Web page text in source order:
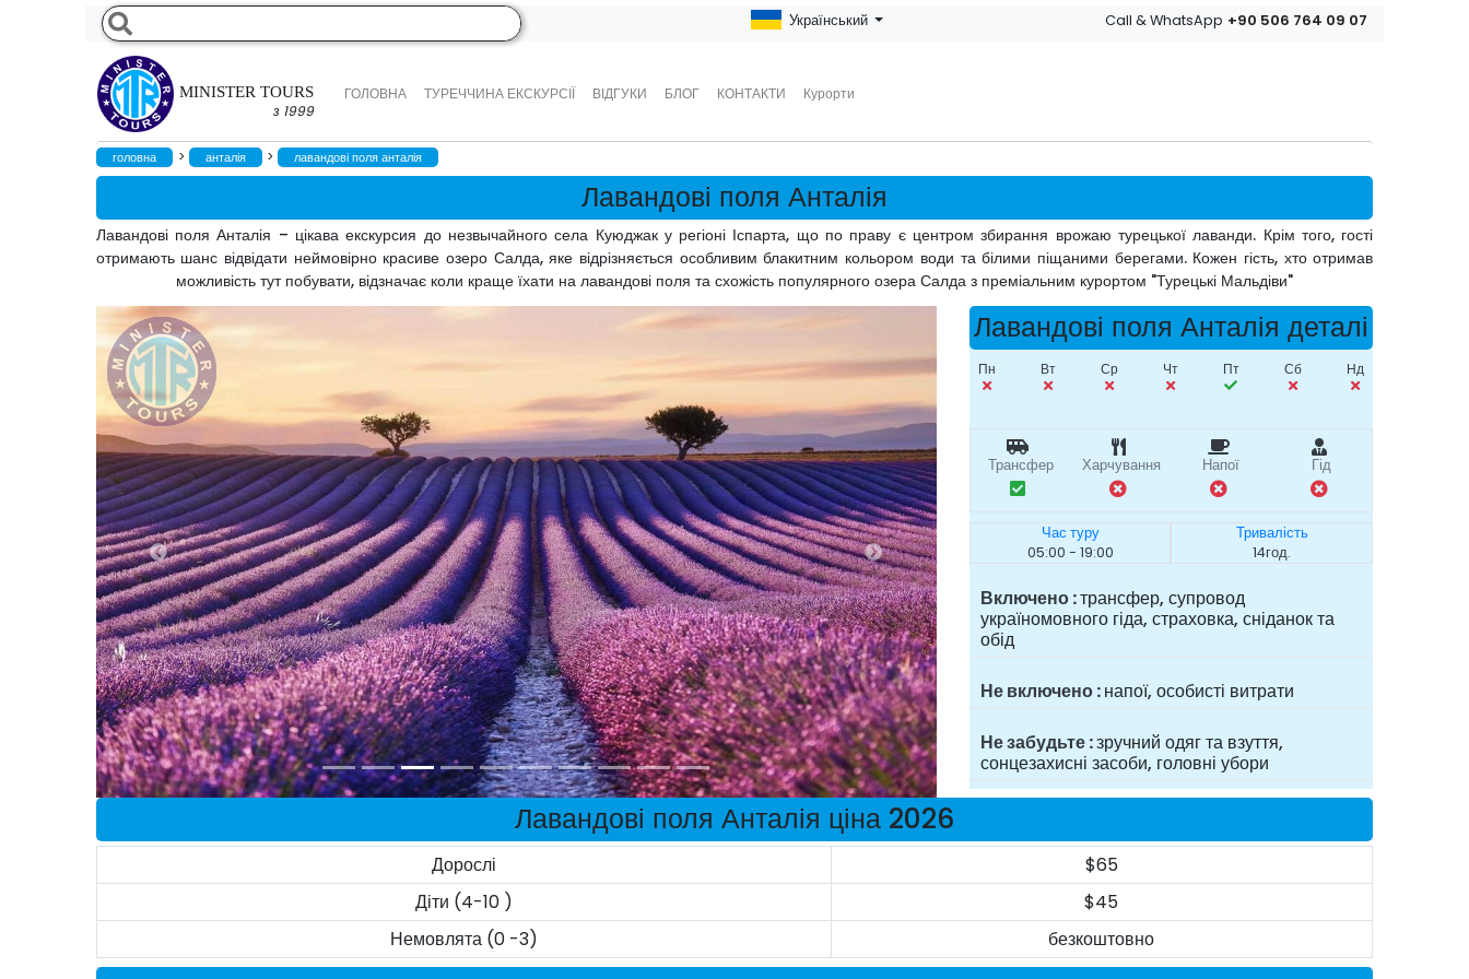
MINISTER TOURS
з 1999
ГОЛОВНА ТУРЕЧЧИНА ЕКСКУРСІЇ ВІДГУКИ БЛОГ КОНТАКТИ Курорти
Український Call & WhatsApp +90 506 764 09 07
головна > анталія > лавандові поля анталія
Лавандові поля Анталія
Лавандові поля Анталія – цікава екскурсия до незвычайного села Куюджак у регіоні Іспарта, що по праву є центром збирання врожаю турецької лаванди. Крім того, гості
отримають шанс відвідати неймовірно красиве озеро Салда, яке відрізняється особливим блакитним кольором води та білими піщаними берегами. Кожен гість, хто отримав
можливість тут побувати, відзначає коли краще їхати на лавандові поля та схожість популярного озера Салда з преміальним курортом "Турецькі Мальдіви"
Лавандові поля Анталія деталі
Пн Вт Ср Чт Пт Сб Нд
Трансфер Харчування Напої Гід
Час туру
05:00 - 19:00
Тривалість
14год.
Включено трансфер, супровод
україномовного гіда, страховка, сніданок та
обід
Не включено напої, особисті витрати
Не забудьте зручний одяг та взуття,
сонцезахисні засоби, головні убори
Лавандові поля Анталія ціна 2026
Дорослі
$65
Діти (4-10 )
$45
Немовлята (0 -3)
безкоштовно